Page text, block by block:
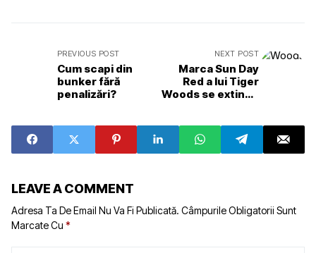
PREVIOUS POST
Cum scapi din
bunker fără
penalizări?
NEXT POST
Marca Sun Day
Red a lui Tiger
Woods se extinde
LEAVE A COMMENT
Adresa Ta De Email Nu Va Fi Publicată. Câmpurile Obligatorii Sunt
Marcate Cu *